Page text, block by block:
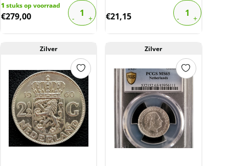
1 stuks op voorraad
€279,00 €21,15
Zilver Zilver